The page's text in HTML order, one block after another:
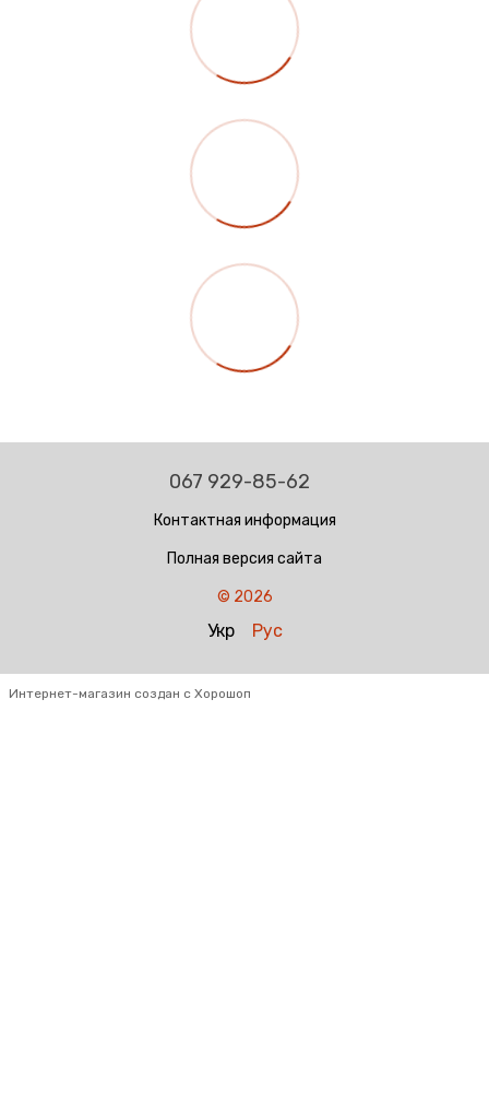
067 929-85-62
Контактная информация
Полная версия сайта
© 2026
Укр Рус
Интернет-магазин создан с Хорошоп